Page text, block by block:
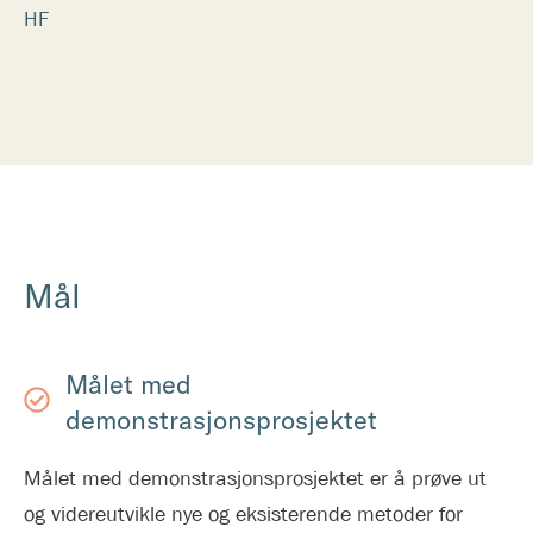
HF
Mål
Målet med
demonstrasjonsprosjektet
Målet med demonstrasjonsprosjektet er å prøve ut
og videreutvikle nye og eksisterende metoder for